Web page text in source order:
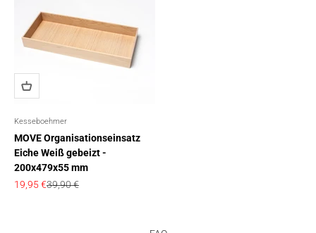
Kesseboehmer
MOVE Organisationseinsatz
Eiche Weiß gebeizt -
200x479x55 mm
Angebot
19,95 €Regulärer Preis
39,90 €